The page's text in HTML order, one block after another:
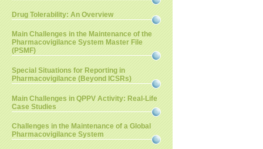
Drug Tolerability: An Overview
Main Challenges in the Maintenance of the
Pharmacovigilance System Master File
(PSMF)
Special Situations for Reporting in
Pharmacovigilance (Beyond ICSRs)
Main Challenges in QPPV Activity: Real-Life
Case Studies
Challenges in the Maintenance of a Global
Pharmacovigilance System